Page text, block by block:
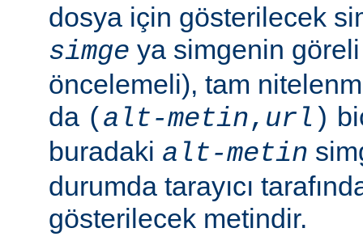
dosya için gösterilecek
simge ya simgenin göreli
öncelemeli), tam
da ( alt-metin, url )
buradaki alt-metin
durumda tarayıcı
gösterilecek metindir.